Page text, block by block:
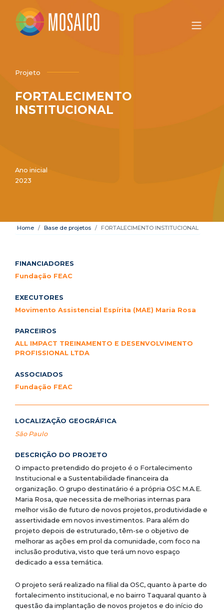
Projeto
FORTALECIMENTO
INSTITUCIONAL
Ano inicial
2023
Home Base de projetos FORTALECIMENTO INSTITUCIONAL
FINANCIADORES
Fundação FEAC
EXECUTORES
Movimento Assistencial Espírita (MAE) Maria Rosa
PARCEIROS
ALL IMPACT TREINAMENTO E DESENVOLVIMENTO
PROFISSIONAL LTDA
ASSOCIADOS
Fundação FEAC
LOCALIZAÇÃO GEOGRÁFICA
São Paulo
DESCRIÇÃO DO PROJETO
O impacto pretendido do projeto é o Fortalecimento
Institucional e a Sustentabilidade financeira da
organização. O grupo destinatário é a própria OSC M.A.E.
Maria Rosa, que necessita de melhorias internas para
melhor visão de futuro de novos projetos, produtividade e
assertividade em novos investimentos. Para além do
projeto depois de estruturado, têm-se o objetivo de
melhorar as ações em prol da comunidade, com foco na
inclusão produtiva, visto que terá um novo espaço
dedicado a essa temática.
O projeto será realizado na filial da OSC, quanto à parte do
fortalecimento institucional, e no bairro Taquaral quanto à
questão da implantação de novos projetos e do início do